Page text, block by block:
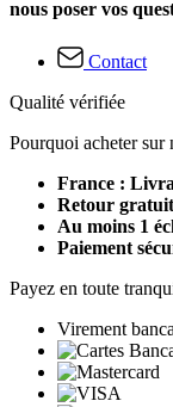
nous poser vos
Contact
Qualité vérifiée
Pourquoi acheter sur
France :
Retour gratuit
Au moins 1
Paiement
Payez en toute
Virement